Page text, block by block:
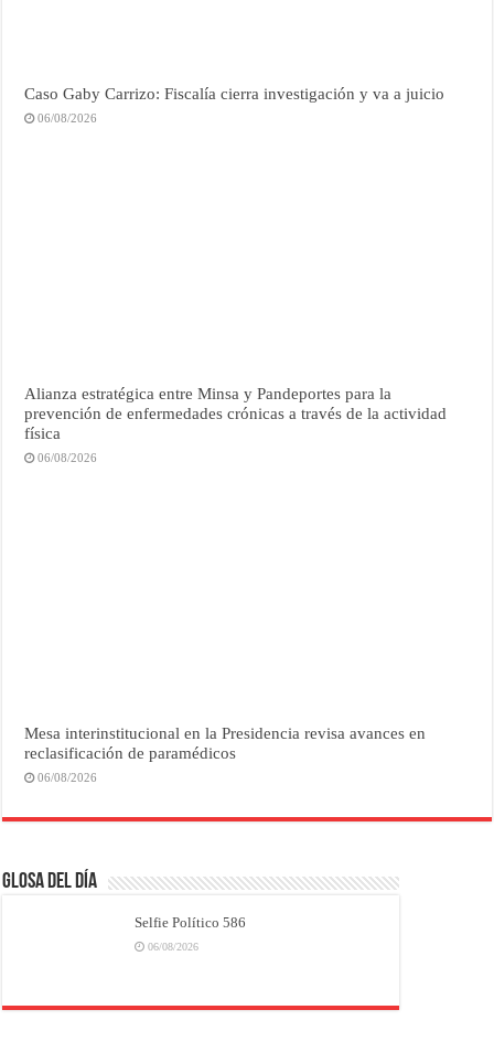
Caso Gaby Carrizo: Fiscalía cierra investigación y va a juicio
06/08/2026
Alianza estratégica entre Minsa y Pandeportes para la
prevención de enfermedades crónicas a través de la actividad
física
06/08/2026
Mesa interinstitucional en la Presidencia revisa avances en
reclasificación de paramédicos
06/08/2026
Glosa del Día
Selfie Político 586
06/08/2026